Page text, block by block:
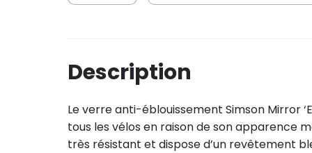
Description
Le verre anti-éblouissement Simson Mirror
tous les vélos en raison de son apparence
très résistant et dispose d’un revêtement